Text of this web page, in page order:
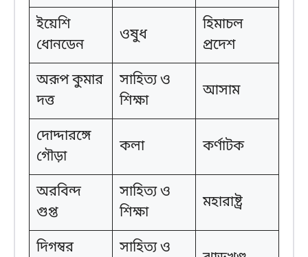
ইয়েশি
ধোনডেন
ওষুধ
হিমাচল
প্রদেশ
অরূপ কুমার
দত্ত
সাহিত্য ও
শিক্ষা
আসাম
দোদ্দারঙ্গে
গৌড়া
কলা কর্ণাটক
অরবিন্দ
গুপ্ত
সাহিত্য ও
শিক্ষা
মহারাষ্ট্র
দিগম্বর সাহিত্য ও